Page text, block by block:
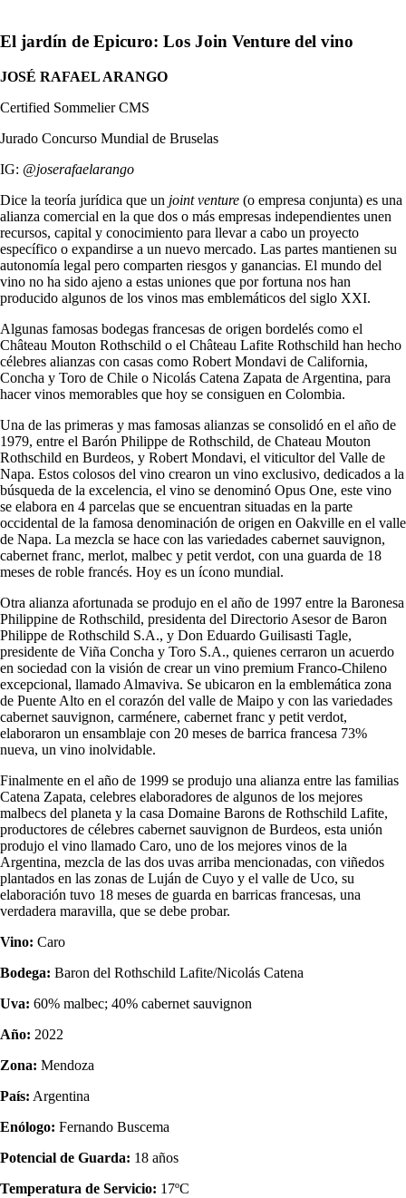
El jardín de Epicuro: Los Join Venture del vino
JOSÉ RAFAEL ARANGO
Certified Sommelier CMS
Jurado Concurso Mundial de Bruselas
IG: @joserafaelarango
Dice la teoría jurídica que un joint venture (o empresa conjunta) es una
alianza comercial en la que dos o más empresas independientes unen
recursos, capital y conocimiento para llevar a cabo un proyecto
específico o expandirse a un nuevo mercado. Las partes mantienen su
autonomía legal pero comparten riesgos y ganancias. El mundo del
vino no ha sido ajeno a estas uniones que por fortuna nos han
producido algunos de los vinos mas emblemáticos del siglo XXI.
Algunas famosas bodegas francesas de origen bordelés como el
Château Mouton Rothschild o el Château Lafite Rothschild han hecho
célebres alianzas con casas como Robert Mondavi de California,
Concha y Toro de Chile o Nicolás Catena Zapata de Argentina, para
hacer vinos memorables que hoy se consiguen en Colombia.
Una de las primeras y mas famosas alianzas se consolidó en el año de
1979, entre el Barón Philippe de Rothschild, de Chateau Mouton
Rothschild en Burdeos, y Robert Mondavi, el viticultor del Valle de
Napa. Estos colosos del vino crearon un vino exclusivo, dedicados a la
búsqueda de la excelencia, el vino se denominó Opus One, este vino
se elabora en 4 parcelas que se encuentran situadas en la parte
occidental de la famosa denominación de origen en Oakville en el valle
de Napa. La mezcla se hace con las variedades cabernet sauvignon,
cabernet franc, merlot, malbec y petit verdot, con una guarda de 18
meses de roble francés. Hoy es un ícono mundial.
Otra alianza afortunada se produjo en el año de 1997 entre la Baronesa
Philippine de Rothschild, presidenta del Directorio Asesor de Baron
Philippe de Rothschild S.A., y Don Eduardo Guilisasti Tagle,
presidente de Viña Concha y Toro S.A., quienes cerraron un acuerdo
en sociedad con la visión de crear un vino premium Franco-Chileno
excepcional, llamado Almaviva. Se ubicaron en la emblemática zona
de Puente Alto en el corazón del valle de Maipo y con las variedades
cabernet sauvignon, carménere, cabernet franc y petit verdot,
elaboraron un ensamblaje con 20 meses de barrica francesa 73%
nueva, un vino inolvidable.
Finalmente en el año de 1999 se produjo una alianza entre las familias
Catena Zapata, celebres elaboradores de algunos de los mejores
malbecs del planeta y la casa Domaine Barons de Rothschild Lafite,
productores de célebres cabernet sauvignon de Burdeos, esta unión
produjo el vino llamado Caro, uno de los mejores vinos de la
Argentina, mezcla de las dos uvas arriba mencionadas, con viñedos
plantados en las zonas de Luján de Cuyo y el valle de Uco, su
elaboración tuvo 18 meses de guarda en barricas francesas, una
verdadera maravilla, que se debe probar.
Vino: Caro
Bodega: Baron del Rothschild Lafite/Nicolás Catena
Uva: 60% malbec; 40% cabernet sauvignon
Año: 2022
Zona: Mendoza
País: Argentina
Enólogo: Fernando Buscema
Potencial de Guarda: 18 años
Temperatura de Servicio: 17ºC